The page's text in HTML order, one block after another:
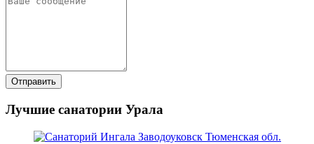
Отправить
Лучшие санатории Урала